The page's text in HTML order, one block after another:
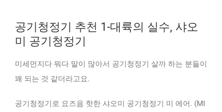
공기청정기 추천 1-대륙의 실수, 샤오
미 공기청정기
미세먼지다 뭐다 말이 많아서 공기청정기 살까 하는 분들이
꽤 되는 것 같더라고요.
공기청정기로 요즈음 핫한 샤오미 공기청정기 미 에어. (MI